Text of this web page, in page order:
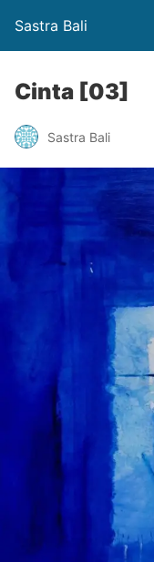
Sastra Bali
Cinta [03]
Sastra Bali